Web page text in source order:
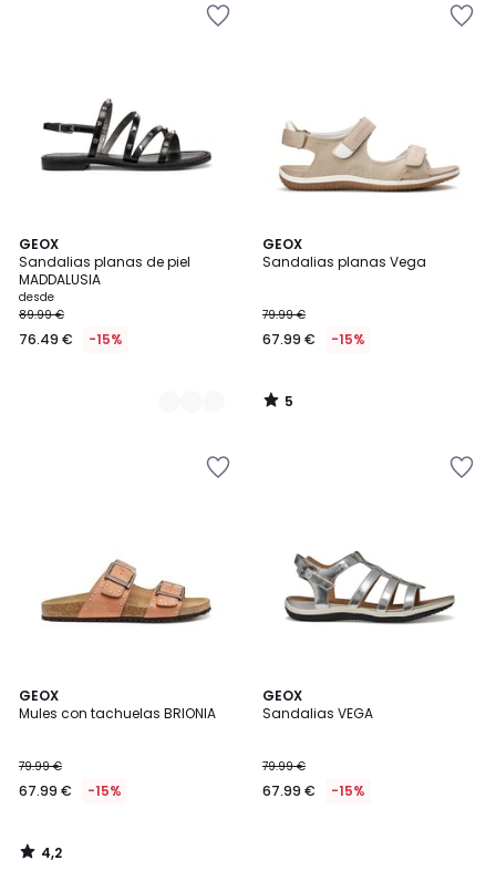
GEOX
Sandalias planas de piel
MADDALUSIA
desde
89.99 €
76.49 € -15%
2
Colores
GEOX
Sandalias planas Vega
79.99 €
67.99 € -15%
5
/
5
/
GEOX
Mules con tachuelas BRIONIA
79.99 €
67.99 € -15%
4,2
/ 5
4,2
/
GEOX
Sandalias VEGA
79.99 €
67.99 € -15%